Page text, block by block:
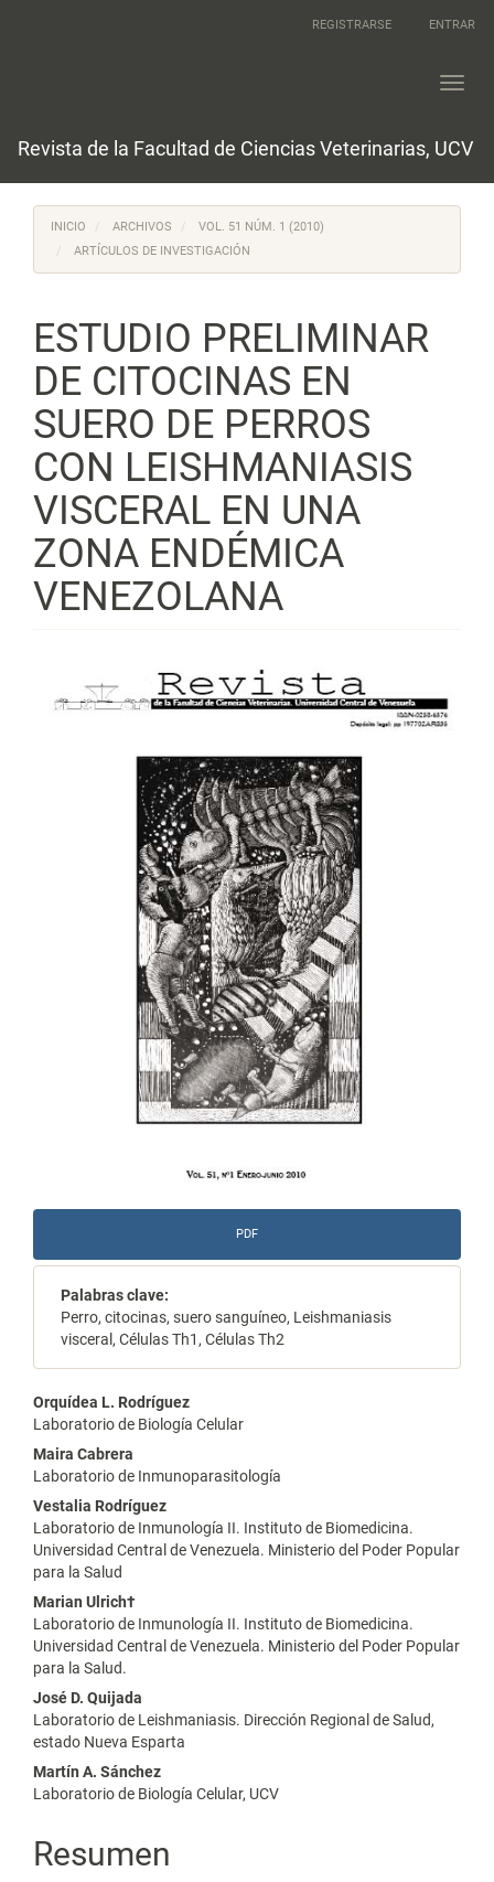
REGISTRARSE ENTRAR
Revista de la Facultad de Ciencias Veterinarias, UCV
INICIO ARCHIVOS
VOL. 51 NÚM. 1 (2010)
ARTÍCULOS DE INVESTIGACIÓN
ESTUDIO PRELIMINAR
DE CITOCINAS EN
SUERO DE PERROS
CON LEISHMANIASIS
VISCERAL EN UNA
ZONA ENDÉMICA
VENEZOLANA
lateral
artículo
PDF
Palabras clave:
Perro, citocinas, suero sanguíneo, Leishmaniasis
visceral, Células Th1, Células Th2
Contenido
principal
del
artículo
Orquídea L. Rodríguez
Laboratorio de Biología Celular
Maira Cabrera
Laboratorio de Inmunoparasitología
Vestalia Rodríguez
Laboratorio de Inmunología II. Instituto de Biomedicina.
Universidad Central de Venezuela. Ministerio del Poder Popular
para la Salud
Marian Ulrich†
Laboratorio de Inmunología II. Instituto de Biomedicina.
Universidad Central de Venezuela. Ministerio del Poder Popular
para la Salud.
José D. Quijada
Laboratorio de Leishmaniasis. Dirección Regional de Salud,
estado Nueva Esparta
Martín A. Sánchez
Laboratorio de Biología Celular, UCV
Resumen